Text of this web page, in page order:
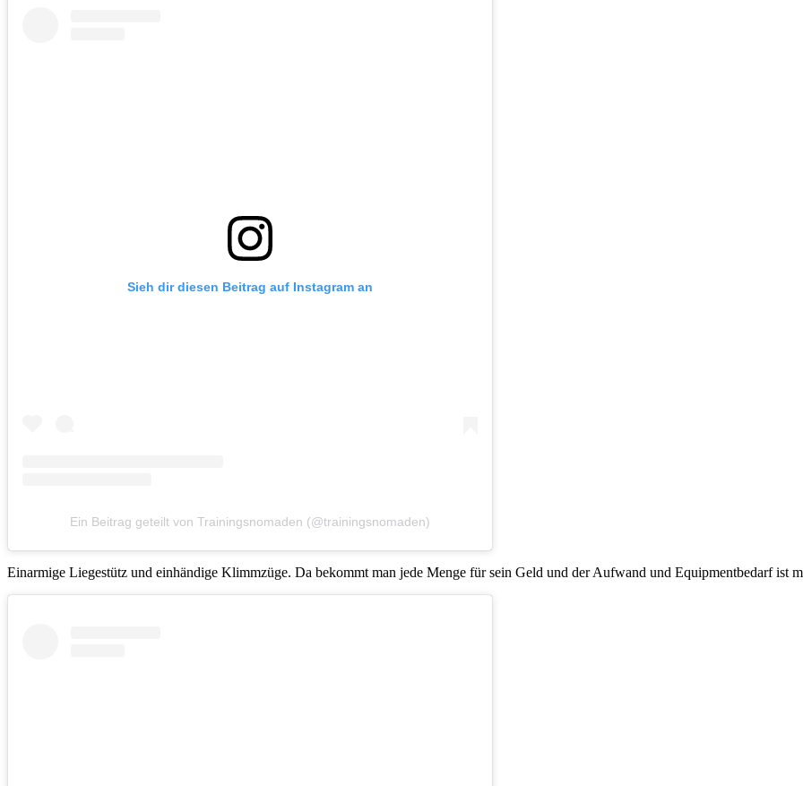
Sieh dir diesen Beitrag auf Instagram an
Ein Beitrag geteilt von Trainingsnomaden (@trainingsnomaden)
Einarmige Liegestütz und einhändige Klimmzüge. Da bekommt man jede Menge für sein Geld und der Aufwand und Equipmentbedarf ist